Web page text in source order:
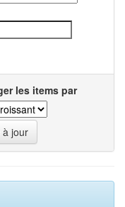
les items par